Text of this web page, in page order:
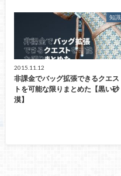
知識
2015.11.12
非課金でバッグ拡張できるクエス
トを可能な限りまとめた【黒い砂
漠】